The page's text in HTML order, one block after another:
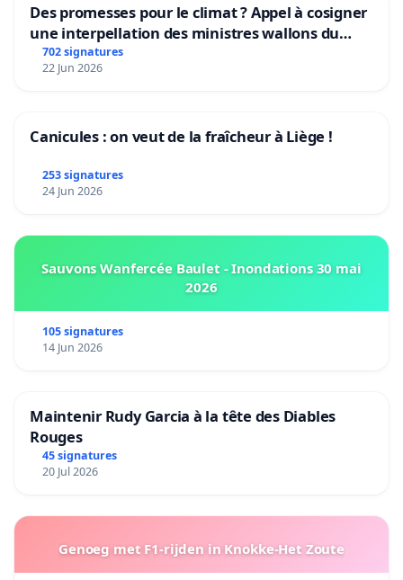
Des promesses pour le climat ? Appel à cosigner
une interpellation des ministres wallons du
climat et de l’environnement.
702 signatures
22 Jun 2026
Canicules : on veut de la fraîcheur à Liège !
253 signatures
24 Jun 2026
Sauvons Wanfercée Baulet - Inondations 30 mai
2026
105 signatures
14 Jun 2026
Maintenir Rudy Garcia à la tête des Diables
Rouges
45 signatures
20 Jul 2026
Genoeg met F1-rijden in Knokke-Het Zoute